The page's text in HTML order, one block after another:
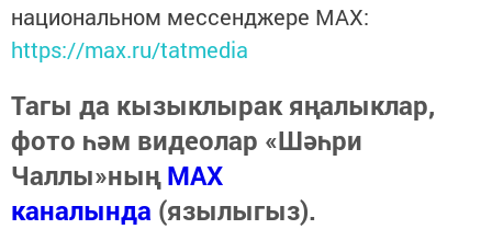
национальном мессенджере MАХ:
https://max.ru/tatmedia
Тагы да кызыклырак яңалыклар,
фото һәм видеолар «Шәһри
Чаллы»ныңMAX
каналында (язылыгыз).